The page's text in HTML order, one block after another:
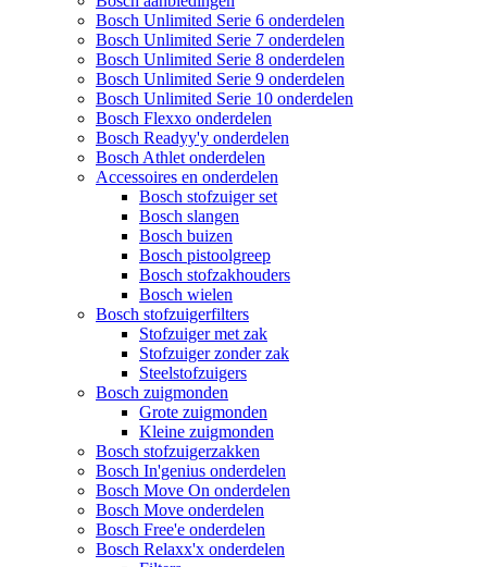
Bosch Unlimited Serie 6 onderdelen
Bosch Unlimited Serie 7 onderdelen
Bosch Unlimited Serie 8 onderdelen
Bosch Unlimited Serie 9 onderdelen
Bosch Unlimited Serie 10 onderdelen
Bosch Flexxo onderdelen
Bosch Readyy'y onderdelen
Bosch Athlet onderdelen
Accessoires en onderdelen
Bosch stofzuiger set
Bosch slangen
Bosch buizen
Bosch pistoolgreep
Bosch stofzakhouders
Bosch wielen
Bosch stofzuigerfilters
Stofzuiger met zak
Stofzuiger zonder zak
Steelstofzuigers
Bosch zuigmonden
Grote zuigmonden
Kleine zuigmonden
Bosch stofzuigerzakken
Bosch In'genius onderdelen
Bosch Move On onderdelen
Bosch Move onderdelen
Bosch Free'e onderdelen
Bosch Relaxx'x onderdelen